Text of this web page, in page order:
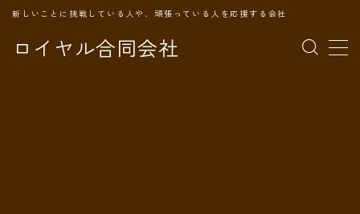
ロイヤル合同会社
新しいことに挑戦している人や、頑張っている人を応援する会社
MENU